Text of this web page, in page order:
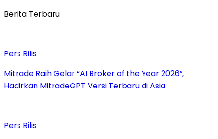
Berita Terbaru
Pers Rilis
Mitrade Raih Gelar “AI Broker of the Year 2026”,
Hadirkan MitradeGPT Versi Terbaru di Asia
Pers Rilis